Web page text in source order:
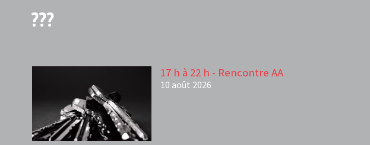
???
17 h à 22 h - Rencontre AA
10 août 2026